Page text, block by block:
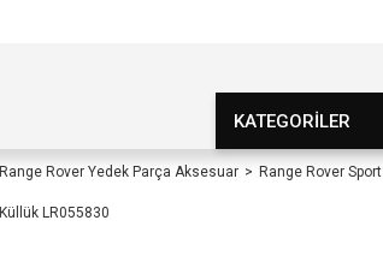
KATEGORİLER
Range Rover Yedek Parça Aksesuar Range Rover Sport